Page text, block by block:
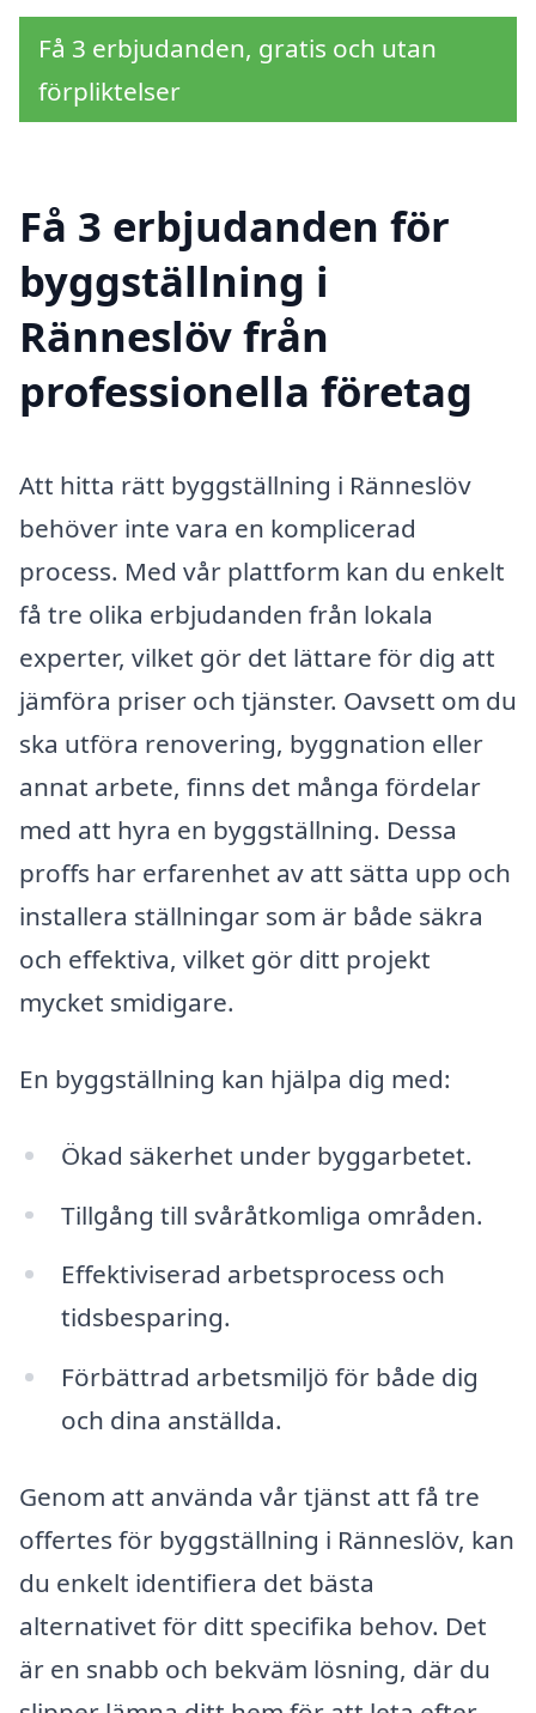
Få 3 erbjudanden, gratis och utan
förpliktelser
Få 3 erbjudanden för
byggställning i
Ränneslöv från
professionella företag
Att hitta rätt byggställning i Ränneslöv
behöver inte vara en komplicerad
process. Med vår plattform kan du enkelt
få tre olika erbjudanden från lokala
experter, vilket gör det lättare för dig att
jämföra priser och tjänster. Oavsett om du
ska utföra renovering, byggnation eller
annat arbete, finns det många fördelar
med att hyra en byggställning. Dessa
proffs har erfarenhet av att sätta upp och
installera ställningar som är både säkra
och effektiva, vilket gör ditt projekt
mycket smidigare.
En byggställning kan hjälpa dig med:
Ökad säkerhet under byggarbetet.
Tillgång till svåråtkomliga områden.
Effektiviserad arbetsprocess och
tidsbesparing.
Förbättrad arbetsmiljö för både dig
och dina anställda.
Genom att använda vår tjänst att få tre
offertes för byggställning i Ränneslöv, kan
du enkelt identifiera det bästa
alternativet för ditt specifika behov. Det
är en snabb och bekväm lösning, där du